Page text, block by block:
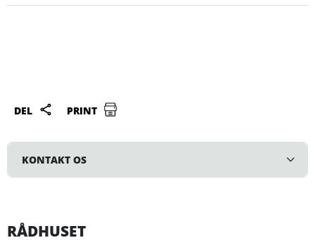
DEL PRINT
KONTAKT OS
RÅDHUSET